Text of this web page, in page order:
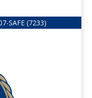
SAFE (7233)